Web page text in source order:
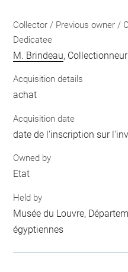
Collector / Previous owner /
Dedicatee
M. Brindeau, Collectionneur
Acquisition details
achat
Acquisition date
date de l'inscription sur
Owned by
Etat
Held by
Musée du Louvre,
égyptiennes